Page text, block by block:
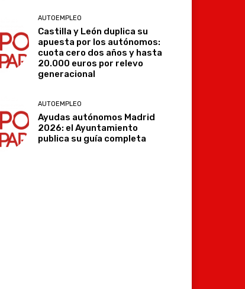
AUTOEMPLEO
Castilla y León duplica su
apuesta por los autónomos:
cuota cero dos años y hasta
20.000 euros por relevo
generacional
AUTOEMPLEO
Ayudas autónomos Madrid
2026: el Ayuntamiento
publica su guía completa